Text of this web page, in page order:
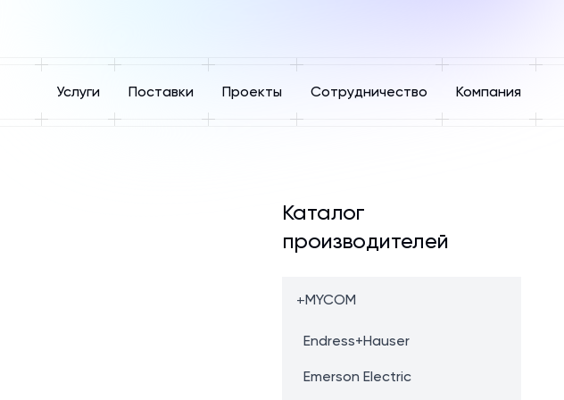
Услуги Поставки Проекты Сотрудничество Компания
Каталог
производителей
+MYCOM
Endress+Hauser
Emerson Electric